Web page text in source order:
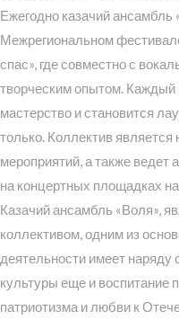
Ежегодно казачий ансамбль
Межрегиональном
спас», где совместно с
творческим опытом. Каждый
мастерство и становится
только. Коллектив
мероприятий, а также ведет
на концертных площадках
Казачий ансамбль «Воля»,
коллективом, одним из
деятельности имеет наряду
культуры еще и воспитание
патриотизма и любви к